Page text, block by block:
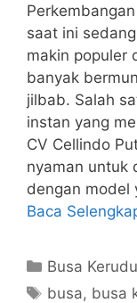
saat ini
makin populer
banyak
jilbab. Salah
instan yang
CV Cellindo
nyaman untuk
dengan model
Baca
Kategori
Busa
Tag
busa, busa